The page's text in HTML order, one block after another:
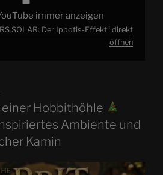
immer anzeigen
SOLAR: Der Ippotis-Effekt“ direkt
öffnen
Hobbithöhle
Ambiente und
Kamin